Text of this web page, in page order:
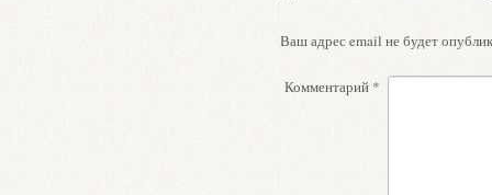
Ваш адрес email не будет
Комментарий *